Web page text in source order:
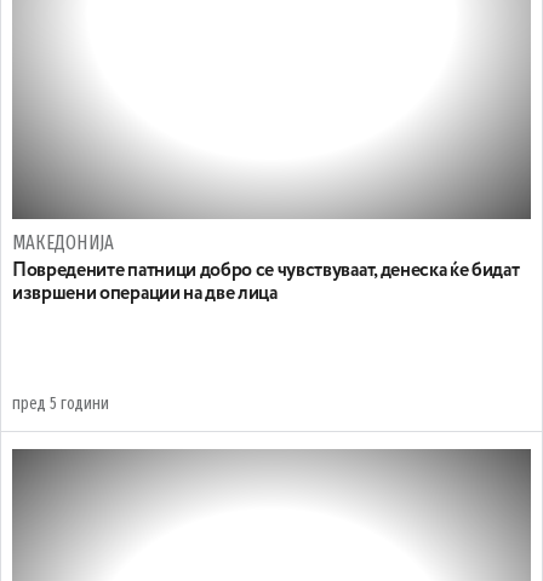
МАКЕДОНИЈА
Повредените патници добро се чувствуваат, денеска ќе бидат
извршени операции на две лица
пред 5 години